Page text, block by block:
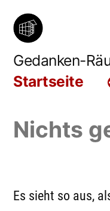
Zum
Inhalt
springen
Gedanken-
Startseite
Nichts
Es sieht so aus,